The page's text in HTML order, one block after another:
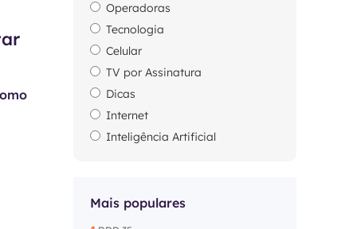
Operadoras
Tecnologia
Celular
TV por Assinatura
Dicas
Internet
Inteligência Artificial
Mais populares